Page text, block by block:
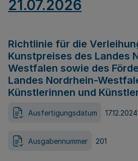
21.07.2026
Richtlinie für die
Kunstpreises des Landes
Westfalen sowie des
Landes Nordrhein-
Künstlerinnen und
Ausfertigungsdatum 17.12.2024
Ausgabennummer 201